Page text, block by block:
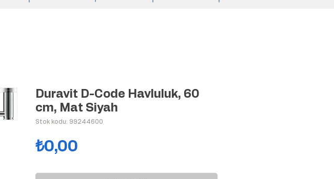
Duravit D-Code Havluluk, 60
cm, Mat Siyah
Stok kodu: 99244600
₺0,00